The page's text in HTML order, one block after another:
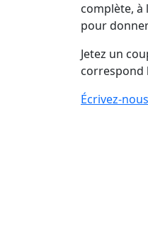
complète, à
pour
Jetez un
correspond
Écrivez-